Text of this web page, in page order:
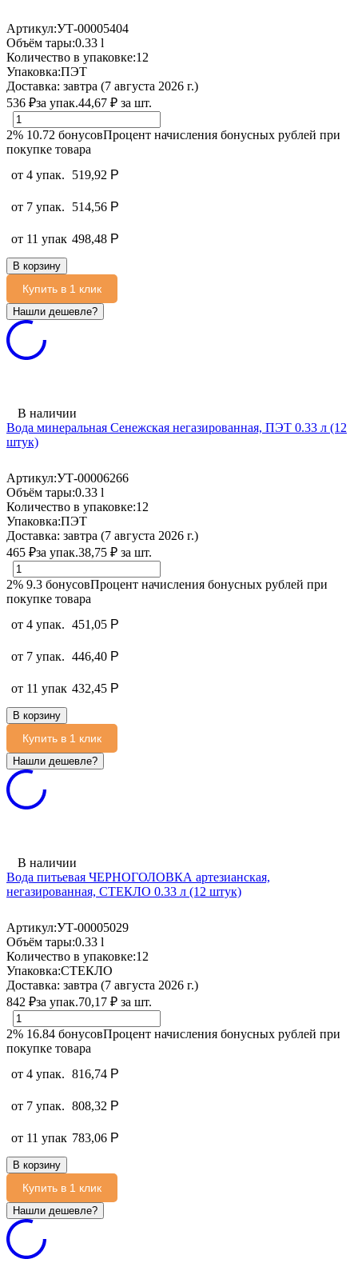
Артикул:УТ-00005404
Объём тары:0.33 l
Количество в упаковке:12
Упаковка:ПЭТ
Доставка: завтра (7 августа 2026 г.)
536 ₽за упак.44,67 ₽ за шт.
2% 10.72 бонусовПроцент начисления бонусных рублей при
покупке товара
от 4 упак.
519,92 Р
от 7 упак. 514,56 Р
от 11 упак 498,48 Р
В корзину
Купить в 1 клик
В наличии
Вода минеральная Сенежская негазированная, ПЭТ 0.33 л (12
штук)
Артикул:УТ-00006266
Объём тары:0.33 l
Количество в упаковке:12
Упаковка:ПЭТ
Доставка: завтра (7 августа 2026 г.)
465 ₽за упак.38,75 ₽ за шт.
2% 9.3 бонусовПроцент начисления бонусных рублей при
покупке товара
от 4 упак. 451,05 Р
от 7 упак. 446,40 Р
от 11 упак 432,45 Р
В корзину
Купить в 1 клик
В наличии
Вода питьевая ЧЕРНОГОЛОВКА артезианская,
негазированная, СТЕКЛО 0.33 л (12 штук)
Артикул:УТ-00005029
Объём тары:0.33 l
Количество в упаковке:12
Упаковка:СТЕКЛО
Доставка: завтра (7 августа 2026 г.)
842 ₽за упак.70,17 ₽ за шт.
2% 16.84 бонусовПроцент начисления бонусных рублей при
покупке товара
от 4 упак. 816,74 Р
от 7 упак. 808,32 Р
от 11 упак 783,06 Р
В корзину
Купить в 1 клик